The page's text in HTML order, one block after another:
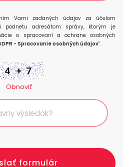
Vami zadaných údajov za účelom
podnetu adresátom správy, ktorým je
o spracovaní a ochrane osobných
- Spracovanie osobných údajov".
Obnoviť